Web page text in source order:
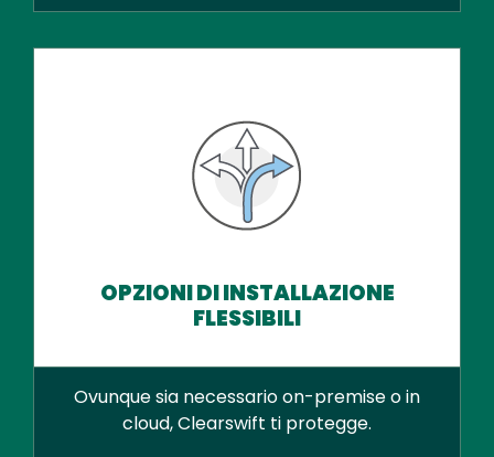
OPZIONI DI INSTALLAZIONE
FLESSIBILI
Ovunque sia necessario on-premise o in
cloud, Clearswift ti protegge.